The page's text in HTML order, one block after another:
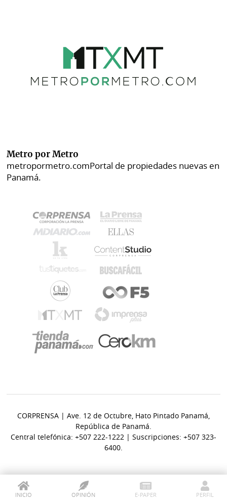
INICIO OPINIÓN E-PAPER PERFIL
Metro por Metro
metropormetro.comPortal de propiedades nuevas en
Panamá.
CORPRENSA | Ave. 12 de Octubre, Hato Pintado Panamá,
República de Panamá.
Central telefónica: +507 222-1222 | Suscripciones: +507 323-
6400.